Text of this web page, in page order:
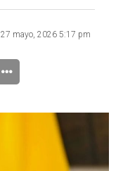
27 mayo, 2026 5:17 pm